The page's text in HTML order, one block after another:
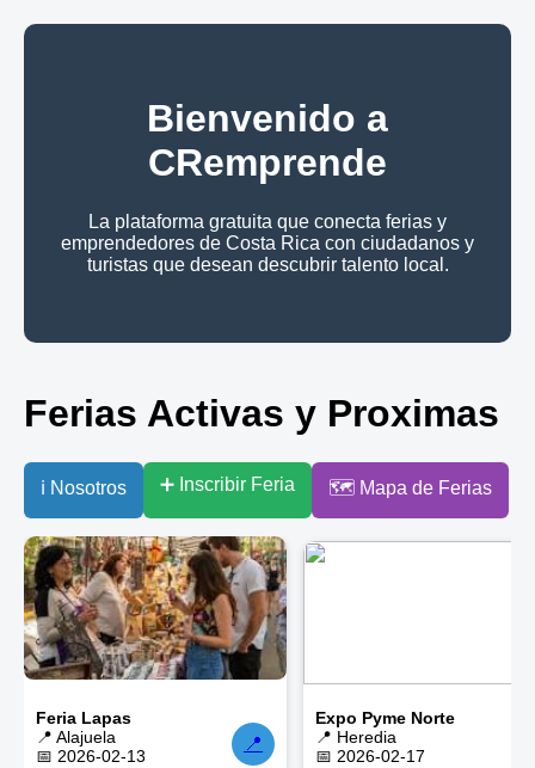
Bienvenido a
CRemprende
La plataforma gratuita que conecta ferias y
emprendedores de Costa Rica con ciudadanos y
turistas que desean descubrir talento local.
Ferias Activas y Proximas
ℹ️ Nosotros ➕ Inscribir Feria 🗺️ Mapa de Ferias
Feria Lapas
📍 Alajuela
📅 2026-02-13
📍
Expo Pyme Norte
📍 Heredia
📅 2026-02-17